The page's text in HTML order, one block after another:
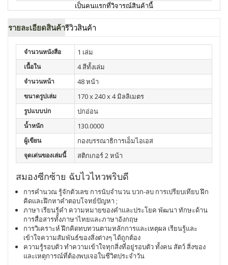
เป็นคนแรกที่วิจารณ์สินค้านี้
รายละเอียดสินค้ารีวิวสินค้า
จำนวนหนังสือ 1 เล่ม
เนื้อใน 4 สีทั้งเล่ม
จำนวนหน้า 48 หน้า
ขนาดรูปเล่ม 170 x 240 x 4 มิลลิเมตร
รูปแบบปก ปกอ่อน
น้ำหนัก 130.0000
ผู้เขียน กองบรรณาธิการเอ็มไอเอส
จุดเด่นของเล่มนี้ สติกเกอร์ 2 หน้า
สมองซีกซ้าย ฉับไวไหวพริบดี
การคำนวณ รู้จักตัวเลข การนับจำนวน บวก-ลบ การเปรียบเทียบ ฝึก
คิดและฝึกหาคำตอบโจทย์ปัญหา ;
ภาษา เรียนรู้คำ ความหมายของคำและประโยค พัฒนา ทักษะด้าน
การสื่อสารทั้งภาษาไทยและภาษาอังกฤษ
การวิเคราะห์ ฝึกคิดทบทวนตามหลักการและเหตุผล เรียนรู้และ
เข้าใจความสัมพันธ์ของสิ่งต่างๆ ได้ถูกต้อง
ความรู้รอบตัว ทำความเข้าใจทุกสิ่งที่อยู่รอบตัว ทั้งคน สัตว์ สิ่งของ
และเหตุการณ์ที่ต้องพบเจอในชีวิตประจำวัน